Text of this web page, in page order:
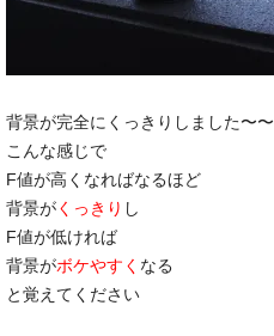
背景が完全にくっきりしました〜〜
こんな感じで
F値が高くなればなるほど
背景がくっきり し
F値が低ければ
背景がボケやすく なる
と覚えてください